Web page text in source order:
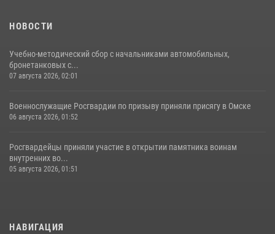
НОВОСТИ
Учебно-методический сбор с начальниками автомобильных,
бронетанковых с...
07 августа 2026, 02:01
Военнослужащие Росгвардии по призыву приняли присягу в Омске
06 августа 2026, 01:52
Росгвардейцы приняли участие в открытии памятника воинам
внутренних во...
05 августа 2026, 01:51
НАВИГАЦИЯ